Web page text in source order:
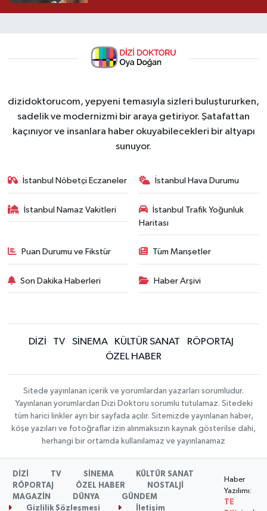
dizidoktorucom, yepyeni temasıyla sizleri buluştururken,
sadelik ve modernizmi bir araya getiriyor. Şatafattan
kaçınıyor ve insanlara haber okuyabilecekleri bir altyapı
sunuyor.
İstanbul Nöbetçi Eczaneler İstanbul Hava Durumu
İstanbul Namaz Vakitleri
İstanbul Trafik Yoğunluk
Haritası
Puan Durumu ve Fikstür Tüm Manşetler
Son Dakika Haberleri Haber Arşivi
DİZİ TV SİNEMA KÜLTÜR SANAT
RÖPORTAJ
ÖZEL HABER
Sitede yayınlanan içerik ve yorumlardan yazarları sorumludur.
Yayınlanan yorumlardan Dizi Doktoru sorumlu tutulamaz. Sitedeki
tüm harici linkler ayrı bir sayfada açılır. Sitemizde yayınlanan haber,
köşe yazıları ve fotoğraflar izin alınmaksızın kaynak gösterilse dahi,
herhangi bir ortamda kullanılamaz ve yayınlanamaz
DİZİ TV SİNEMA
KÜLTÜR SANAT
RÖPORTAJ
ÖZEL HABER
NOSTALJİ
MAGAZİN
DÜNYA
GÜNDEM
Gizlilik Sözleşmesi
İletişim
Haber
Yazılımı:
TE